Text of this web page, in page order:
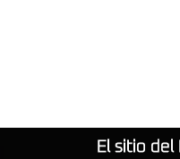
El sitio del